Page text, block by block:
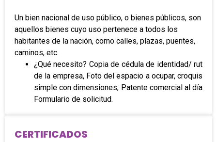
Un bien nacional de uso público, o bienes públicos, son
aquellos bienes cuyo uso pertenece a todos los
habitantes de la nación, como calles, plazas, puentes,
caminos, etc.
¿Qué necesito? Copia de cédula de identidad/ rut
de la empresa, Foto del espacio a ocupar, croquis
simple con dimensiones, Patente comercial al día
Formulario de solicitud.
CERTIFICADOS